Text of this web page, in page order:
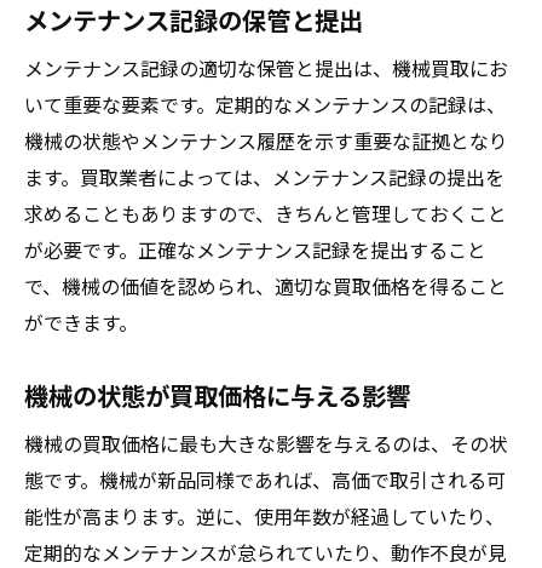
メンテナンス記録の保管と提出
メンテナンス記録の適切な保管と提出は、機械買取にお
いて重要な要素です。定期的なメンテナンスの記録は、
機械の状態やメンテナンス履歴を示す重要な証拠となり
ます。買取業者によっては、メンテナンス記録の提出を
求めることもありますので、きちんと管理しておくこと
が必要です。正確なメンテナンス記録を提出すること
で、機械の価値を認められ、適切な買取価格を得ること
ができます。
機械の状態が買取価格に与える影響
機械の買取価格に最も大きな影響を与えるのは、その状
態です。機械が新品同様であれば、高価で取引される可
能性が高まります。逆に、使用年数が経過していたり、
定期的なメンテナンスが怠られていたり、動作不良が見